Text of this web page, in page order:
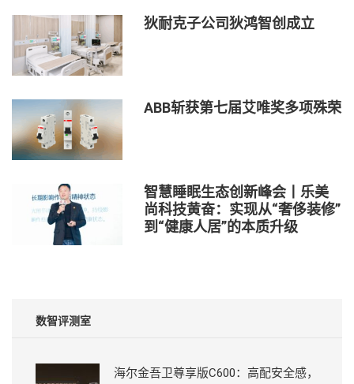
狄耐克子公司狄鸿智创成立
ABB斩获第七届艾唯奖多项殊荣
智慧睡眠生态创新峰会丨乐美
尚科技黄奋：实现从“奢侈装修”
到“健康人居”的本质升级
数智评测室
海尔金吾卫尊享版C600：高配安全感，